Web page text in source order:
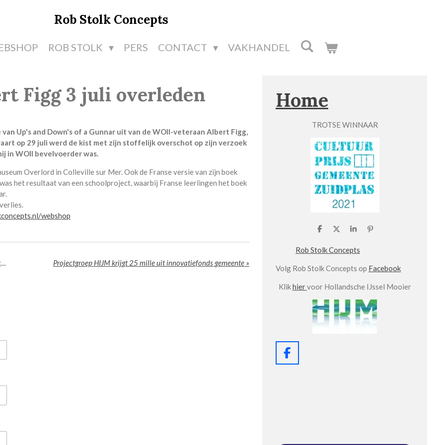
Rob Stolk Concepts
ROB STOLK PERS CONTACT VAKHANDEL
Figg 3 juli overleden
Up's and Down's of a Gunnar uit van de WOII-veteraan Albert Figg,
op 29 juli werd de kist met zijn stoffelijk overschot op zijn verzoek
in WOII bevelvoerder was.
Overlord in Colleville sur Mer. Ook de Franse versie van zijn boek
het resultaat van een schoolproject, waarbij Franse leerlingen het boek
webshop
De cultureelhistorische verkenning van SteenhuisMeurs afgerond Projectgroep HIJM krijgt 25 mille uit innovatiefonds gemeente»
Home
TROTSE WINNAAR
D
e
D
l
S
a
r
P
n
Rob Stolk Concepts
Volg Rob Stolk Concepts op Facebook
Klikhiervoor Hollandsche IJssel Mooier
F